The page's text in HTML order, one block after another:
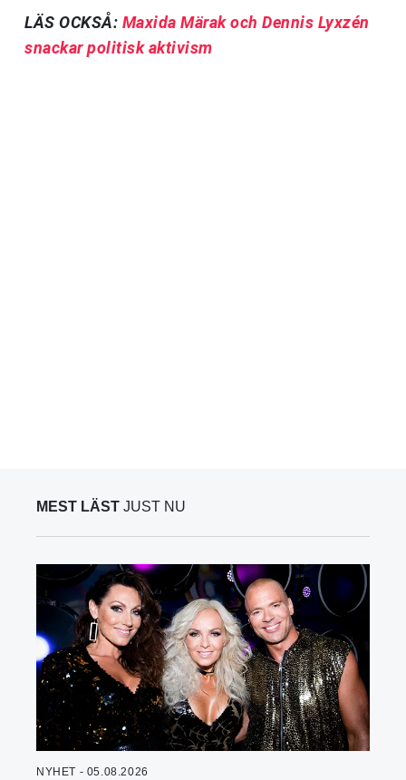
LÄS OCKSÅ: Maxida Märak och Dennis Lyxzén
snackar politisk aktivism
MEST LÄST JUST NU
NYHET - 05.08.2026